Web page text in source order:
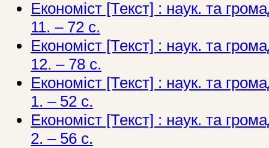
Економіст [Текст] : наук. та
11. – 72 с.
Економіст [Текст] : наук. та
12. – 78 с.
Економіст [Текст] : наук. та
1. – 52 с.
Економіст [Текст] : наук. та
2. – 56 с.